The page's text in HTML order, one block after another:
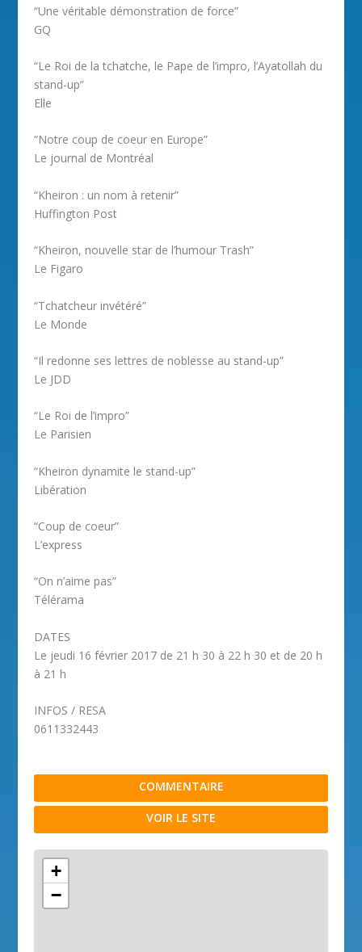
“Une véritable démonstration de force”
GQ
“Le Roi de la tchatche, le Pape de l’impro, l’Ayatollah du
stand-up”
Elle
“Notre coup de coeur en Europe”
Le journal de Montréal
“Kheiron : un nom à retenir”
Huffington Post
“Kheiron, nouvelle star de l’humour Trash”
Le Figaro
“Tchatcheur invétéré”
Le Monde
“Il redonne ses lettres de noblesse au stand-up”
Le JDD
“Le Roi de l’impro”
Le Parisien
“Kheiron dynamite le stand-up”
Libération
“Coup de coeur”
L’express
“On n’aime pas”
Télérama
DATES
Le jeudi 16 février 2017 de 21 h 30 à 22 h 30 et de 20 h
à 21 h
INFOS / RESA
0611332443
COMMENTAIRE
VOIR LE SITE
+
−